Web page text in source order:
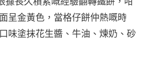
呈金黃色，當格仔餅仲熱嘅時
味塗抹花生醬、牛油、煉奶、砂